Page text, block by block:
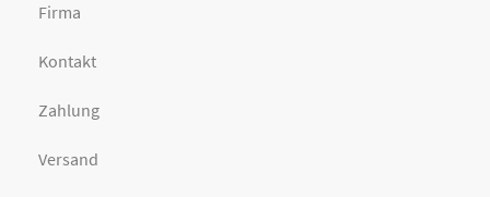
Firma
Kontakt
Zahlung
Versand